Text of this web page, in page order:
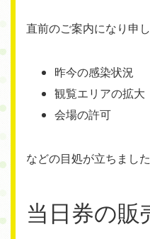
直前のご案内になり申
昨今の感染状況
観覧エリアの拡大
会場の許可
などの目処が立ちました
当日券の販